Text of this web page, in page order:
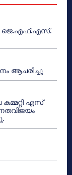
ജെ.എഫ്.എസ്.
ആചരിച്ചു
എസ്